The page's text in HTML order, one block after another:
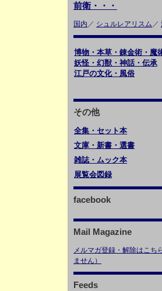
前衛・・・
国内 ／ シュルレアリスム ／
博物・本草・錬金術・魔
妖怪・幻獣・神話・伝承
江戸の文化・風俗
その他
全集・セット本
文庫・新書・選書
雑誌・ムック本
展覧会図録
facebook
Mail Magazine
メルマガ登録・解除はこ
ません）
Feeds